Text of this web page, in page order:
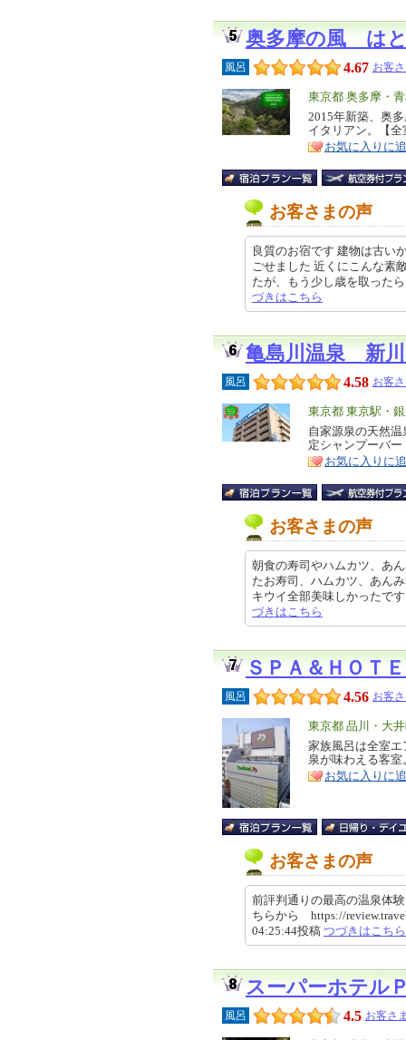
奥多摩の風 は
風呂 4.67 お客
エ
リ
ア
東京都 奥多摩・
特
徴
2015年新築、奥
イタリアン。【
お気に入りに
お客さまの声
良質のお宿です 建物は古い
ごせました 近くにこんな素
たが、もう少し歳を取った
づきはこちら
亀島川温泉 新
風呂 4.58 お客
エ
リ
ア
東京都 東京駅・
特
徴
自家源泉の天然
定シャンプーバー
お気に入りに
お客さまの声
朝食の寿司やハムカツ、あ
たお寿司、ハムカツ、あん
キウイ全部美味しかったで
づきはこちら
ＳＰＡ＆ＨＯＴ
風呂 4.56 お客
エ
リ
ア
東京都 品川・大
特
徴
家族風呂は全室
泉が味わえる客
お気に入りに
お客さまの声
前評判通りの最高の温泉体
ちらから https://
04:25:44投稿 つづきはこちら
スーパーホテル
風呂 4.5 お客さ